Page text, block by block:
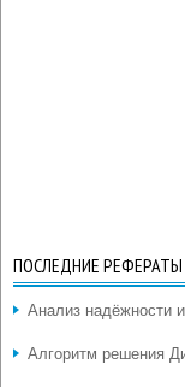
ПОСЛЕДНИЕ
Анализ надёжности
Алгоритм решения